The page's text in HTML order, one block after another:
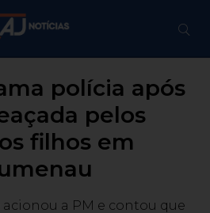
polícia após
pelos
filhos em
acionou a PM e contou que